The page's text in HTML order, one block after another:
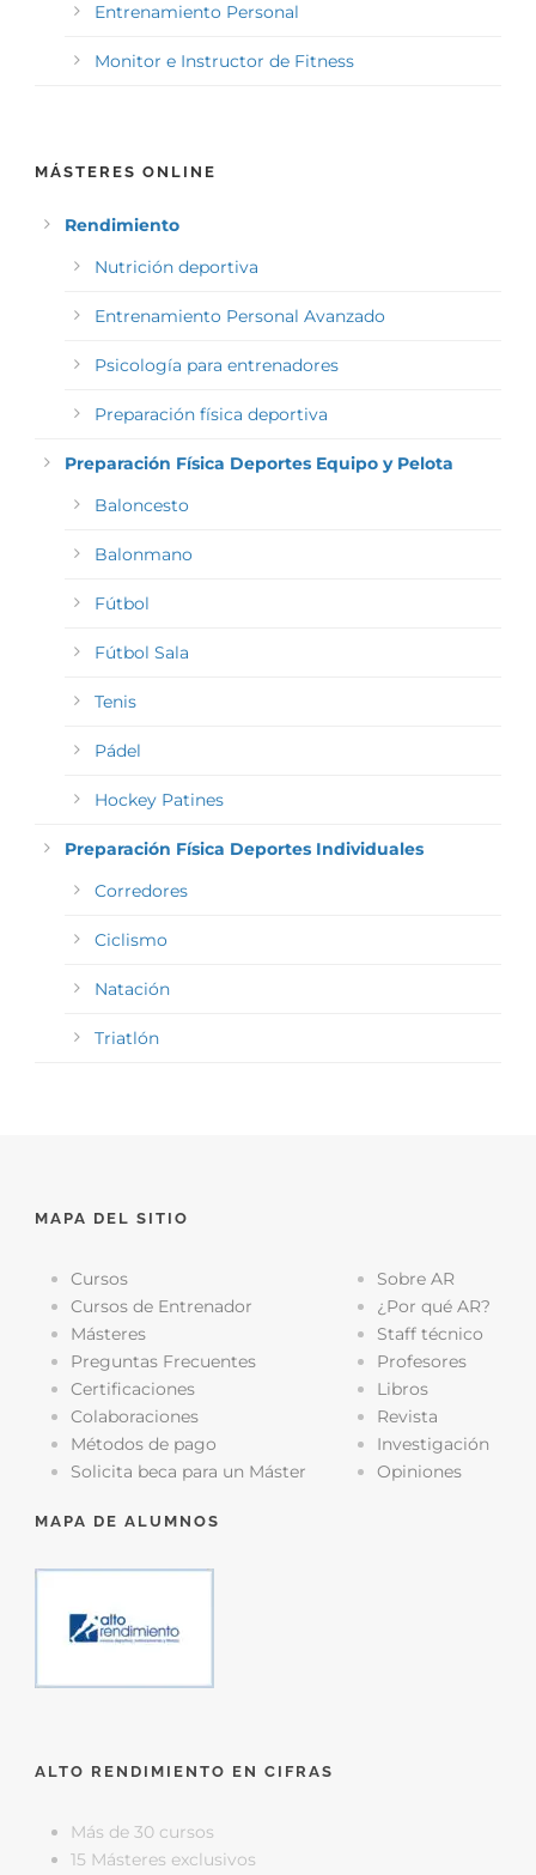
Entrenamiento Personal
Monitor e Instructor de Fitness
MÁSTERES ONLINE
Rendimiento
Nutrición deportiva
Entrenamiento Personal Avanzado
Psicología para entrenadores
Preparación física deportiva
Preparación Física Deportes Equipo y Pelota
Baloncesto
Balonmano
Fútbol
Fútbol Sala
Tenis
Pádel
Hockey Patines
Preparación Física Deportes Individuales
Corredores
Ciclismo
Natación
Triatlón
MAPA DEL SITIO
Cursos
Cursos de Entrenador
Másteres
Preguntas Frecuentes
Certificaciones
Colaboraciones
Métodos de pago
Solicita beca para un Máster
Sobre AR
¿Por qué AR?
Staff técnico
Profesores
Libros
Revista
Investigación
Opiniones
MAPA DE ALUMNOS
ALTO RENDIMIENTO EN CIFRAS
Más de 30 cursos
15 Másteres exclusivos